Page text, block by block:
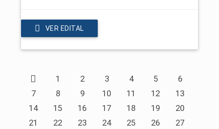
VER EDITAL
1 2 3 4 5
6
7
8 9 10 11 12
13
14
15 16 17 18 19
20
21
22 23 24 25 26
27